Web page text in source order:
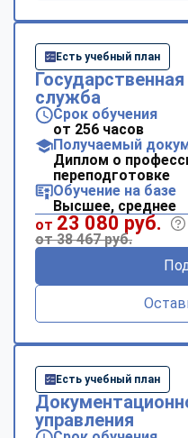
Есть учебный план
служба
Срок обучения
от 256 часов
Получаемый
Диплом о
переподготовке
Обучение на базе
Высшее, среднее
от 23 080 руб.
от 38 467 руб.
Есть учебный план
управления